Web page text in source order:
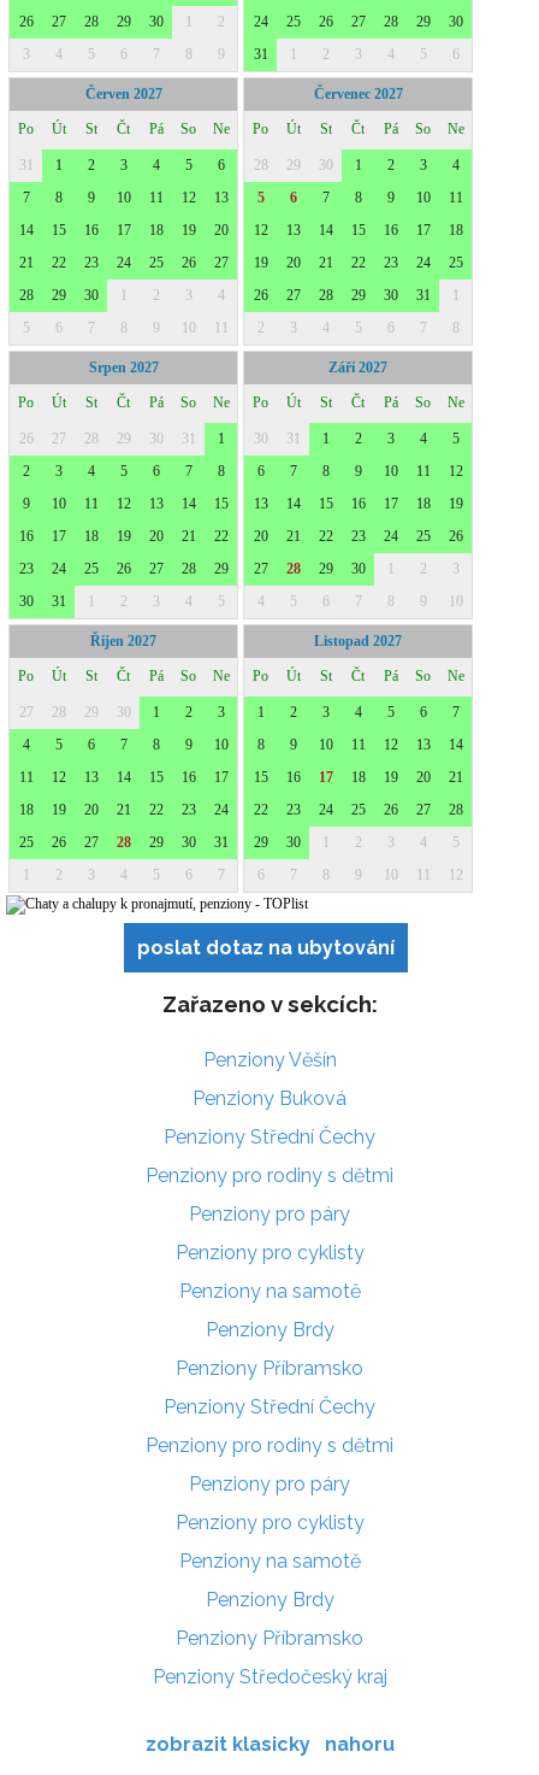
poslat dotaz na ubytování
Zařazeno v sekcích:
Penziony Věšín
Penziony Buková
Penziony Střední Čechy
Penziony pro rodiny s dětmi
Penziony pro páry
Penziony pro cyklisty
Penziony na samotě
Penziony Brdy
Penziony Příbramsko
Penziony Střední Čechy
Penziony pro rodiny s dětmi
Penziony pro páry
Penziony pro cyklisty
Penziony na samotě
Penziony Brdy
Penziony Příbramsko
Penziony Středočeský kraj
zobrazit klasicky nahoru